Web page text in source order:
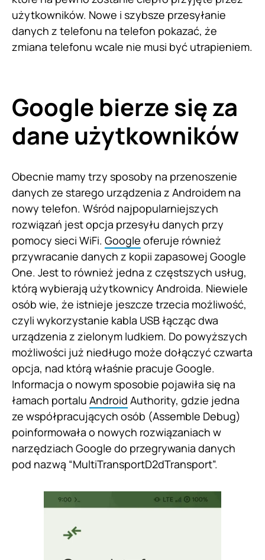
użytkowników. Nowe i szybsze przesyłanie
danych z telefonu na telefon pokazać, że
zmiana telefonu wcale nie musi być utrapieniem.
Google bierze się za
dane użytkowników
Obecnie mamy trzy sposoby na przenoszenie
danych ze starego urządzenia z Androidem na
nowy telefon. Wśród najpopularniejszych
rozwiązań jest opcja przesyłu danych przy
pomocy sieci WiFi. Google oferuje również
przywracanie danych z kopii zapasowej Google
One. Jest to również jedna z częstszych usług,
którą wybierają użytkownicy Androida. Niewiele
osób wie, że istnieje jeszcze trzecia możliwość,
czyli wykorzystanie kabla USB łącząc dwa
urządzenia z zielonym ludkiem. Do powyższych
możliwości już niedługo może dołączyć czwarta
opcja, nad którą właśnie pracuje Google.
Informacja o nowym sposobie pojawiła się na
łamach portalu Android Authority, gdzie jedna
ze współpracujących osób (Assemble Debug)
poinformowała o nowych rozwiązaniach w
narzędziach Google do przegrywania danych
pod nazwą “MultiTransportD2dTransport”.